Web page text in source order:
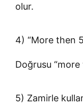
olur.
4) “More then
Doğrusu “more
5) Zamirle